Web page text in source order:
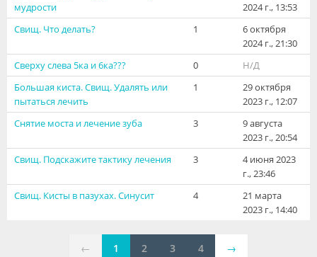
Клиники
Галерея
Блоги
Лаборатории
мудрости
2024 г., 13:53
Свищ. Что делать?
1
6 октября
2024 г., 21:30
Сверху слева 5ка и 6ка???
0
Н/Д
Большая киста. Свищ. Удалять или
пытаться лечить
1
29 октября
2023 г., 12:07
Снятие моста и лечение зуба
3
9 августа
2023 г., 20:54
Свищ. Подскажите тактику лечения
3
4 июня 2023
г., 23:46
Свищ. Кисты в пазухах. Синусит
4
21 марта
2023 г., 14:40
← 1 2 3 4 →